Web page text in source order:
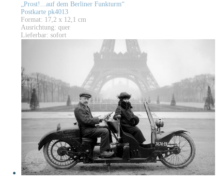
„Prost!...auf dem Berliner Funkturm“
Postkarte pk4013
Format: 17,2 x 12,1 cm
Ausrichtung: quer
Lieferbar: sofort